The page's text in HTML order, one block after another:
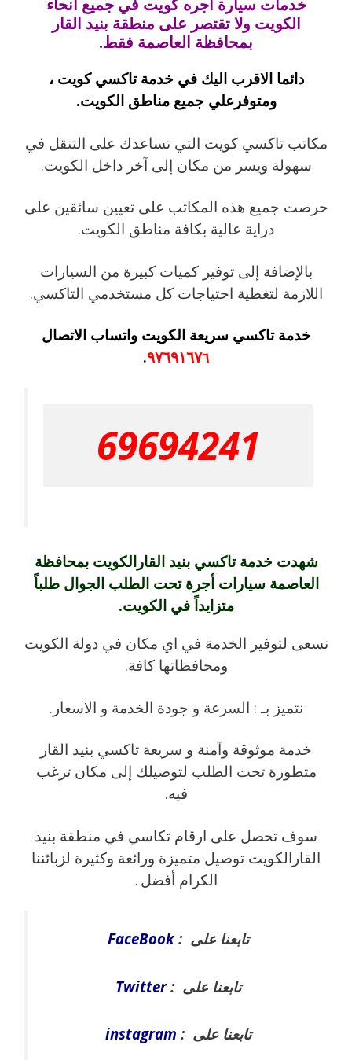
خدمات سيارة اجره كويت في جميع أنحاء
الكويت ولا تقتصر على منطقة بنيد القار
بمحافظة العاصمة فقط.
دائما الاقرب اليك في خدمة تاكسي كويت ،
ومتوفرعلي جميع مناطق الكويت.
مكاتب تاكسي كويت التي تساعدك على التنقل في
سهولة ويسر من مكان إلى آخر داخل الكويت.
حرصت جميع هذه المكاتب على تعيين سائقين على
دراية عالية بكافة مناطق الكويت.
بالإضافة إلى توفير كميات كبيرة من السيارات
اللازمة لتغطية احتياجات كل مستخدمي التاكسي.
خدمة تاكسي سريعة الكويت واتساب الاتصال
٩٧٦٩١٦٧٦ .
69694241
شهدت خدمة تاكسي بنيد القارالكويت بمحافظة
العاصمة سيارات أجرة تحت الطلب الجوال طلباً
متزايداً في الكويت.
نسعى لتوفير الخدمة في اي مكان في دولة الكويت
ومحافظاتها كافة.
نتميز بـ : السرعة و جودة الخدمة و الاسعار.
خدمة موثوقة وآمنة و سريعة تاكسي بنيد القار
متطورة تحت الطلب لتوصيلك إلى مكان ترغب
فيه.
سوف تحصل على ارقام تكاسي في منطقة بنيد
القارالكويت توصيل متميزة ورائعة وكثيرة لزبائننا
الكرام أفضل .
تابعنا على :FaceBook
تابعنا على :Twitter
تابعنا على : instagram